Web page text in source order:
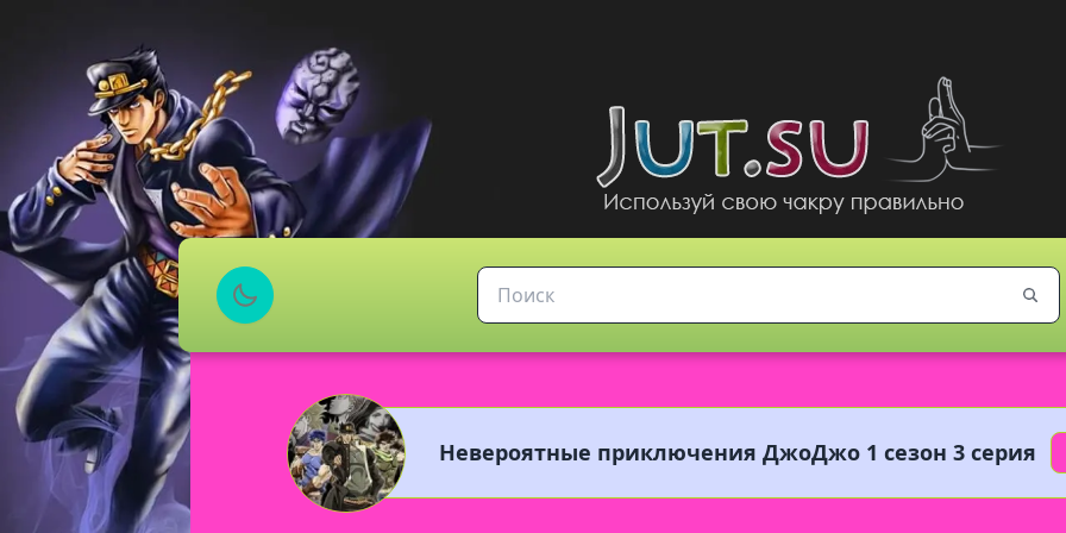
Невероятные приключения ДжоДжо 1 сезон 3 серия